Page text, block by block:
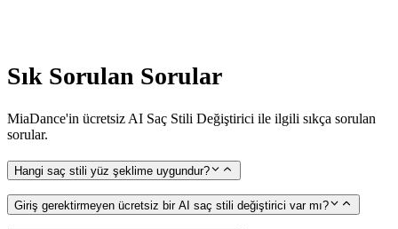
Sık Sorulan Sorular
MiaDance'in ücretsiz AI Saç Stili Değiştirici ile ilgili sıkça sorulan
sorular.
Hangi saç stili yüz şeklime uygundur?
Giriş gerektirmeyen ücretsiz bir AI saç stili değiştirici var mı?